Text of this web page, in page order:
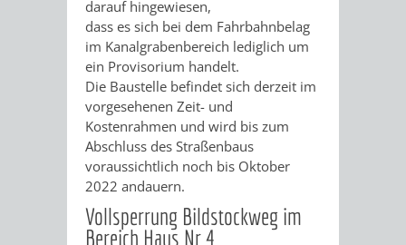
WOHNBEBAUUNG
AN
DER
WEINBERGSTRASSE
KLIMASCHUTZUMWELTSCHUTZ
darauf hingewiesen,
dass es sich bei dem Fahrbahnbelag
im Kanalgrabenbereich lediglich um
ein Provisorium handelt.
Die Baustelle befindet sich derzeit im
vorgesehenen Zeit- und
Kostenrahmen und wird bis zum
Abschluss des Straßenbaus
voraussichtlich noch bis Oktober
2022 andauern.
Vollsperrung Bildstockweg im
Bereich Haus Nr 4